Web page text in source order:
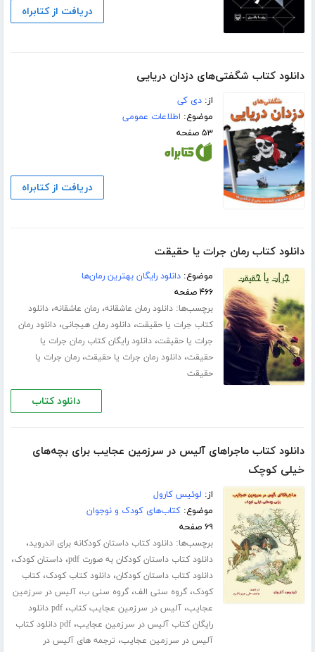
دریافت از کتابراه
دانلود کتاب شگفتی‌های دزدان دریایی
از:دی کی
موضوع: اطلاعات عمومی
۵۳ صفحه
دریافت از کتابراه
دانلود کتاب رمان جرات یا حقیقت
موضوع:دانلود رایگان بهترین رمان‌ها
۴۶۶ صفحه
برچسب‌ها:دانلود رمان عاشقانه،رمان عاشقانه،دانلود
کتاب جرات یا حقیقت،دانلود رمان هیجانی،دانلود رمان
جرات یا حقیقت،دانلود رایگان کتاب رمان جرات یا
حقیقت،دانلود رمان جرات یا حقیقت،رمان جرات یا
حقیقت
دانلود کتاب
دانلود کتاب ماجراهای آلیس در سرزمین عجایب برای بچه‌های
خیلی کوچک
از: لوئیس کارول
موضوع:کتاب‌های کودک و نوجوان
۶۹ صفحه
برچسب‌ها:دانلود کتاب داستان کودکانه برای اندروید،
دانلود کتاب داستان کودکان به صورت pdf ،داستان کودک،
دانلود کتاب داستان کودکان،دانلود کتاب کودک،کتاب
کودک،گروه سنی الف،گروه سنی ب،آلیس در سرزمین
عجایب،آلیس در سرزمین عجایب کتاب،
pdf دانلود
رایگان کتاب آلیس در سرزمین عجایب،
pdf دانلود کتاب
آلیس در سرزمین عجایب، ترجمه های آلیس در